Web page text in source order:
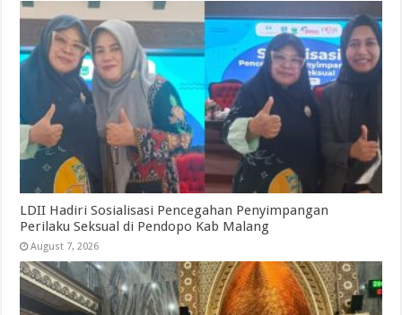
LDII Hadiri Sosialisasi Pencegahan Penyimpangan
Perilaku Seksual di Pendopo Kab Malang
August 7, 2026